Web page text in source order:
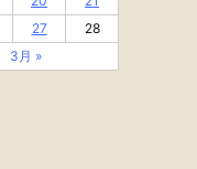
27
28
3月 »